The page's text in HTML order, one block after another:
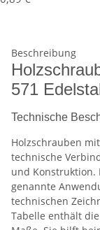
Beschreibung
571
Technische
Holzschrauben
technische
und Konstruktion.
genannte
technischen
Tabelle enthält